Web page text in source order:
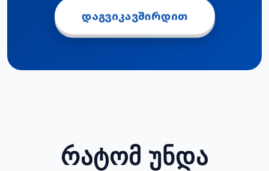
ᲓᲐᲒᲕᲘᲙᲐᲕᲨᲘᲠᲓᲘᲗ
ᲠᲐᲢᲝᲛ ᲣᲜᲓᲐ